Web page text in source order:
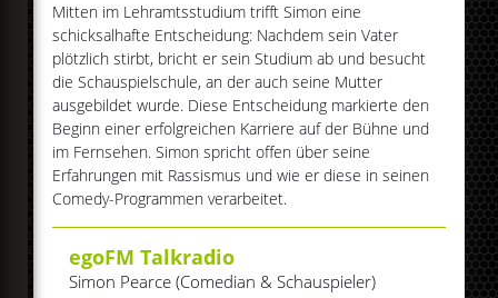
Mitten im Lehramtsstudium trifft Simon eine
schicksalhafte Entscheidung: Nachdem sein Vater
plötzlich stirbt, bricht er sein Studium ab und besucht
die Schauspielschule, an der auch seine Mutter
ausgebildet wurde. Diese Entscheidung markierte den
Beginn einer erfolgreichen Karriere auf der Bühne und
im Fernsehen. Simon spricht offen über seine
Erfahrungen mit Rassismus und wie er diese in seinen
Comedy-Programmen verarbeitet.
egoFM Talkradio
Simon Pearce (Comedian & Schauspieler)